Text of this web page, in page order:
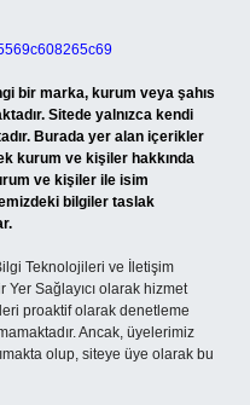
bir marka, kurum veya şahıs
Sitede yalnızca kendi
Burada yer alan içerikler
kurum ve kişiler hakkında
ve kişiler ile isim
bilgiler taslak
Teknolojileri ve İletişim
Yer Sağlayıcı olarak hizmet
proaktif olarak denetleme
Ancak, üyelerimiz
olup, siteye üye olarak bu